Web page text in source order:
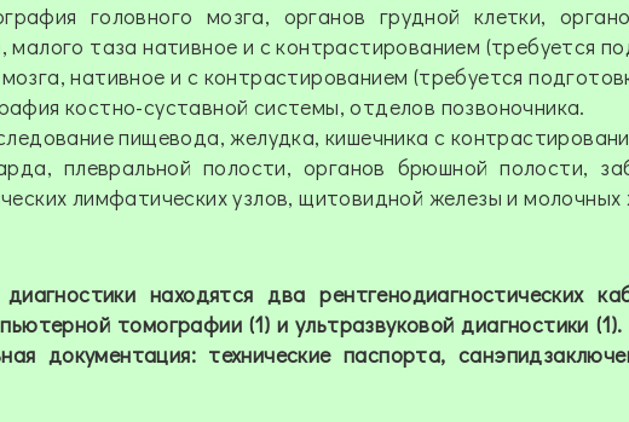
головного мозга, органов грудной клетки,
таза нативное и с контрастированием (требуется
нативное и с контрастированием (требуется
костно-суставной системы, отделов позвоночника.
пищевода, желудка, кишечника с
плевральной полости, органов брюшной полости,
лимфатических узлов, щитовидной железы и молочных
находятся два рентгенодиагностических
томографии (1) и ультразвуковой диагностики
документация: технические паспорта,